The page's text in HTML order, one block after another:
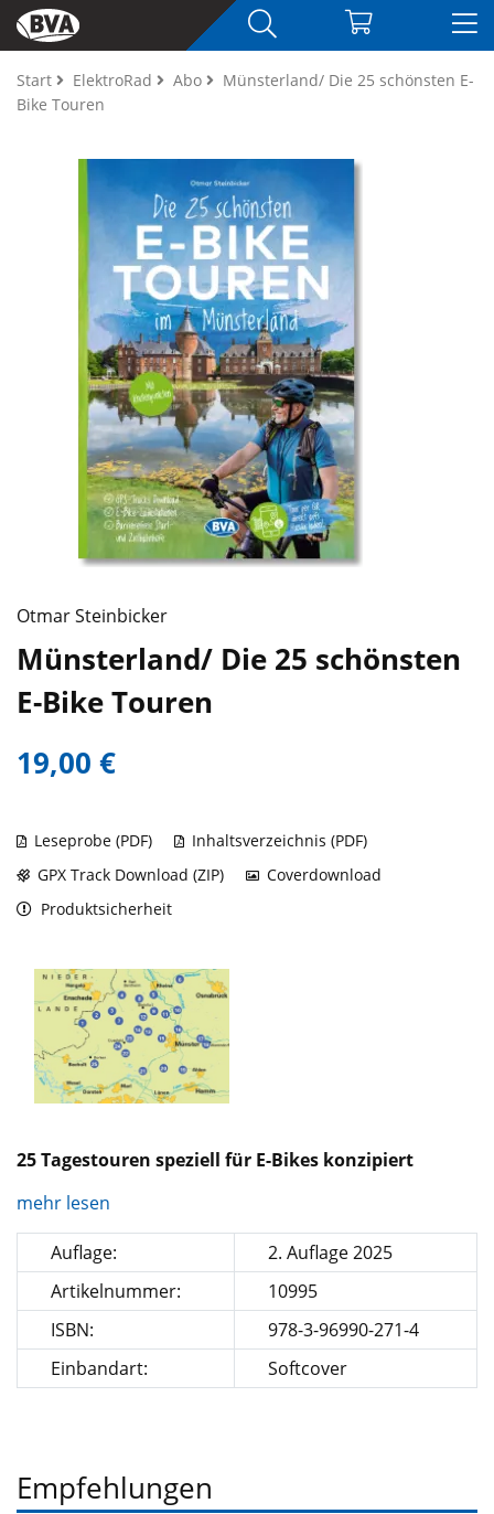
Start ElektroRad Abo
Münsterland/ Die 25 schönsten E-
Bike Touren
Otmar Steinbicker
Münsterland/ Die 25 schönsten
E-Bike Touren
19,00 €
Leseprobe (PDF)
Inhaltsverzeichnis (PDF)
GPX Track Download (ZIP)
Coverdownload
Produktsicherheit
25 Tagestouren speziell für E-Bikes konzipiert
mehr lesen
Auflage:
2. Auflage 2025
Artikelnummer:
10995
ISBN:
978-3-96990-271-4
Einbandart:
Softcover
Empfehlungen